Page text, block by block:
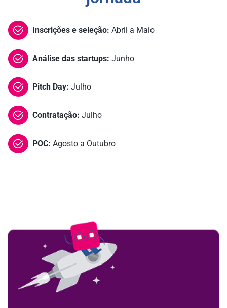
Inscrições e seleção: Abril a Maio
Análise das startups: Junho
Pitch Day: Julho
Contratação: Julho
POC: Agosto a Outubro